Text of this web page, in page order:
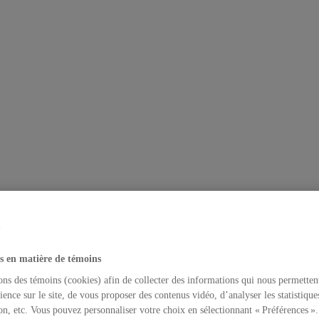
en matière de témoins
des témoins (cookies) afin de collecter des informations qui nous
sur le site, de vous proposer des contenus vidéo, d’analyser les
etc. Vous pouvez personnaliser votre choix en sélectionnant « Préférences ».